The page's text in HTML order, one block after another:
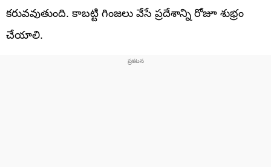
కరువవుతుంది. కాబట్టి గింజలు వేసే ప్రదేశాన్ని రోజూ శుభ్రం
చేయాలి.